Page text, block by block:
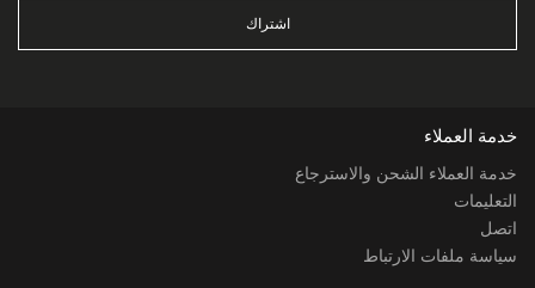
اشتراك
خدمة العملاء
خدمة العملاء الشحن والاسترجاع
التعليمات
اتصل
سياسة ملفات الارتباط